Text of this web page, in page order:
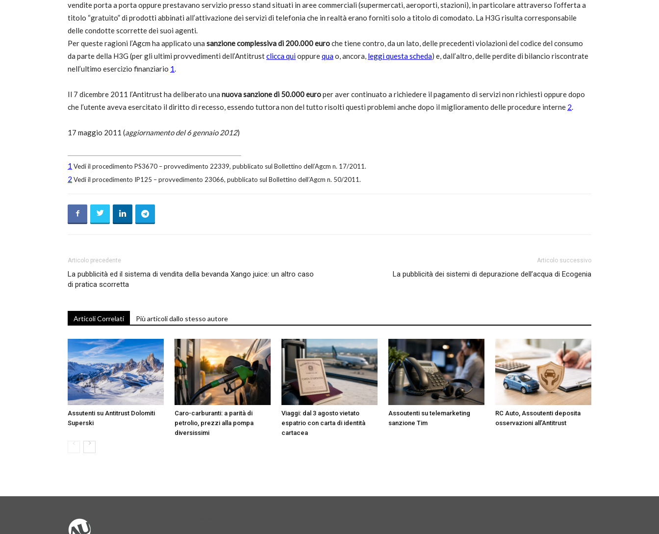
diritti
dei
consumatori
vendite porta a porta oppure prestavano servizio presso stand situati in aree commerciali (supermercati, aeroporti, stazioni), in particolare attraverso l’offerta a
titolo “gratuito” di prodotti abbinati all’attivazione dei servizi di telefonia che in realtà erano forniti solo a titolo di comodato. La H3G risulta corresponsabile
delle condotte scorrette dei suoi agenti.
Per queste ragioni l’Agcm ha applicato una sanzione complessiva di 200.000 euroche tiene contro, da un lato, delle precedenti violazioni del codice del consumo
da parte della H3G (per gli ultimi provvedimenti dell’Antitrustclicca quioppurequao, ancora, leggi questa scheda) e, dall’altro, delle perdite di bilancio riscontrate
nell’ultimo esercizio finanziario 1.
Il 7 dicembre 2011 l’Antitrust ha deliberato una nuova sanzione di 50.000 europer aver continuato a richiedere il pagamento di servizi non richiesti oppure dopo
che l’utente aveva esercitato il diritto di recesso, essendo tuttora non del tutto risolti questi problemi anche dopo il miglioramento delle procedure interne 2.
17 maggio 2011 (aggiornamento del 6 gennaio 2012)
1 Vedi il procedimento PS3670 – provvedimento 22339, pubblicato sul Bollettino dell’Agcm n. 17/2011.
2 Vedi il procedimento IP125 – provvedimento 23066, pubblicato sul Bollettino dell’Agcm n. 50/2011.
Articolo precedente
La pubblicità ed il sistema di vendita della bevanda Xango juice: un altro caso
di pratica scorretta
Articolo successivo
La pubblicità dei sistemi di depurazione dell’acqua di Ecogenia
Articoli Correlati Più articoli dallo stesso autore
Assutenti su Antitrust Dolomiti
Superski
Caro-carburanti: a parità di
petrolio, prezzi alla pompa
diversissimi
Viaggi: dal 3 agosto vietato
espatrio con carta di identità
cartacea
Assoutenti su telemarketing
sanzione Tim
RC Auto, Assoutenti deposita
osservazioni all’Antitrust